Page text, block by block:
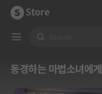
Store
동경하는 마법소녀에게